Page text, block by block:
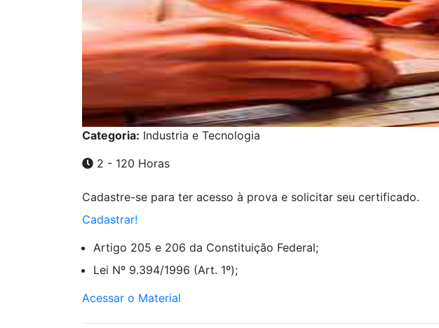
Categoria: Industria e Tecnologia
2 - 120 Horas
Cadastre-se para ter acesso à prova e solicitar seu certificado.
Cadastrar!
Artigo 205 e 206 da Constituição Federal;
Lei Nº 9.394/1996 (Art. 1º);
Acessar o Material